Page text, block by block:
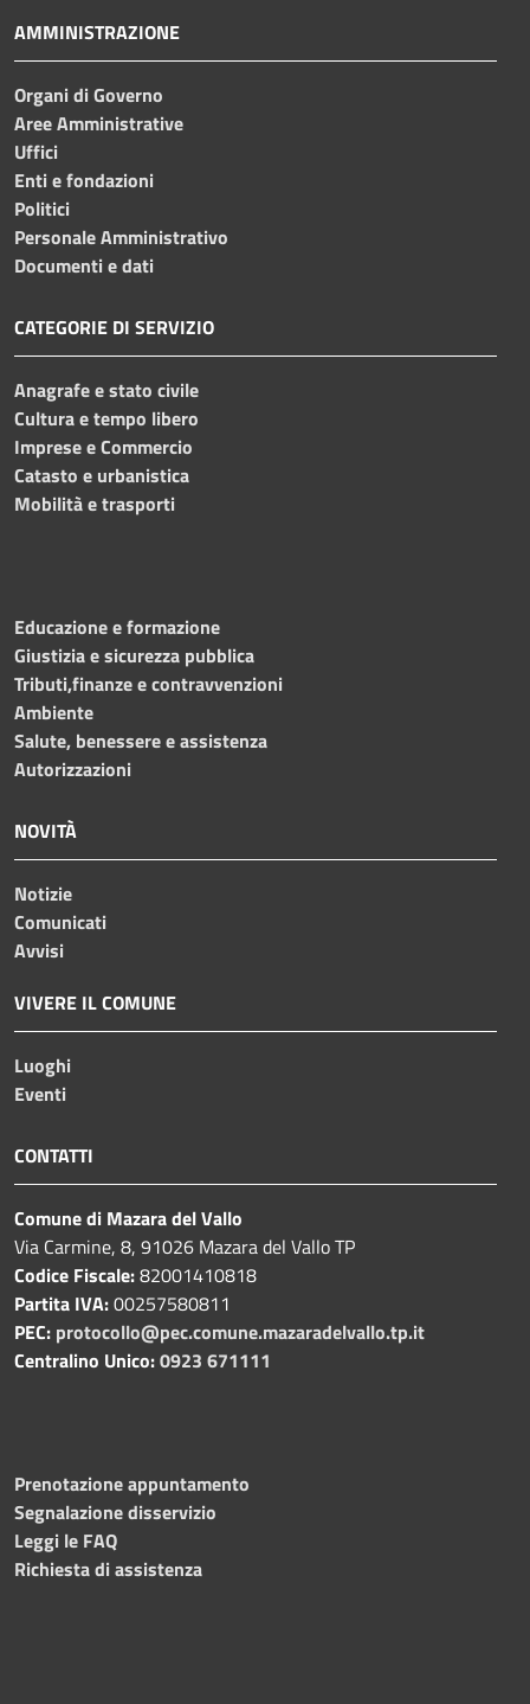
AMMINISTRAZIONE
Organi di Governo
Aree Amministrative
Uffici
Enti e fondazioni
Politici
Personale Amministrativo
Documenti e dati
CATEGORIE DI SERVIZIO
Anagrafe e stato civile
Cultura e tempo libero
Imprese e Commercio
Catasto e urbanistica
Mobilità e trasporti
Educazione e formazione
Giustizia e sicurezza pubblica
Tributi,finanze e contravvenzioni
Ambiente
Salute, benessere e assistenza
Autorizzazioni
NOVITÀ
Notizie
Comunicati
Avvisi
VIVERE IL COMUNE
Luoghi
Eventi
CONTATTI
Comune di Mazara del Vallo
Via Carmine, 8, 91026 Mazara del Vallo TP
Codice Fiscale:82001410818
Partita IVA:00257580811
PEC: protocollo@pec.comune.mazaradelvallo.tp.it
Centralino Unico:0923 671111
Prenotazione appuntamento
Segnalazione disservizio
Leggi le FAQ
Richiesta di assistenza